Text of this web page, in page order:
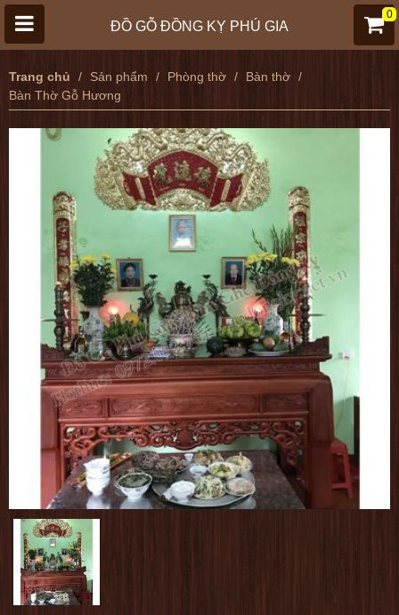
ĐỒ GỖ ĐỒNG KỴ PHÚ GIA
0
Trang chủ Sản phẩm Phòng thờ
Bàn thờ
Bàn Thờ Gỗ Hương